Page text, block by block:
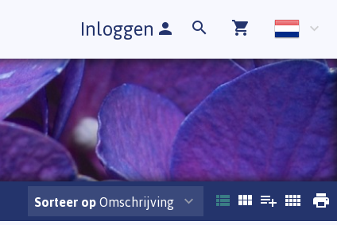
Inloggen
Sorteer op Omschrijving